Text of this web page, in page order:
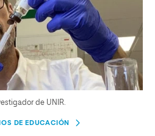
de UNIR.
DE EDUCACIÓN